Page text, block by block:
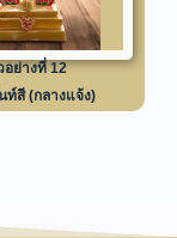
อย่างที่ 12
ท์สี (กลางแจ้ง)